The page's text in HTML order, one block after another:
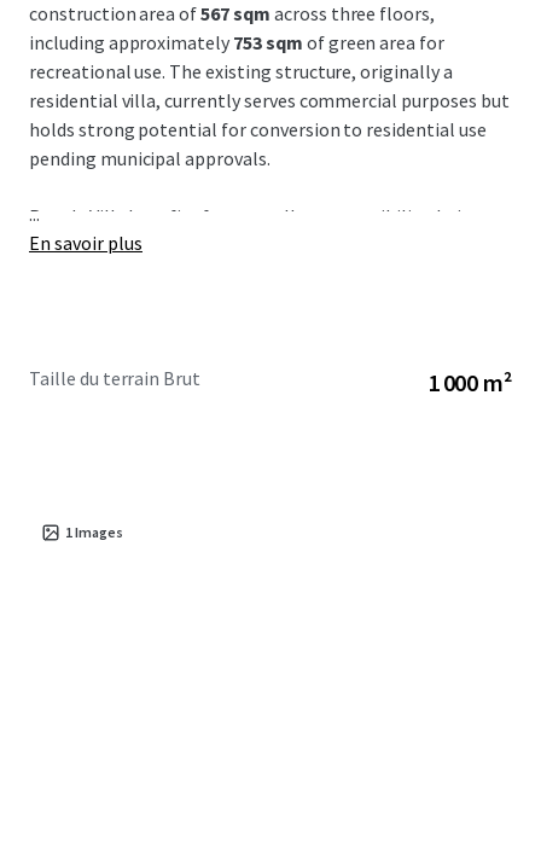
construction area of567 sqm across three floors,
including approximately 753 sqm of green area for
recreational use. The existing structure, originally a
residential villa, currently serves commercial purposes but
holds strong potential for conversion to residential use
pending municipal approvals.
Parede Villa benefits from excellent accessibility
, being a
mere10-minute walk to Parede Beach
via car and public transport, ideal for investors seeking a
creationin a thriving area, with future conversion poised
...
En savoir plus
Taille du terrain Brut 1 000 m²
1Images